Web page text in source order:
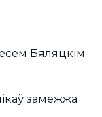
Бяляцкім
замежжа